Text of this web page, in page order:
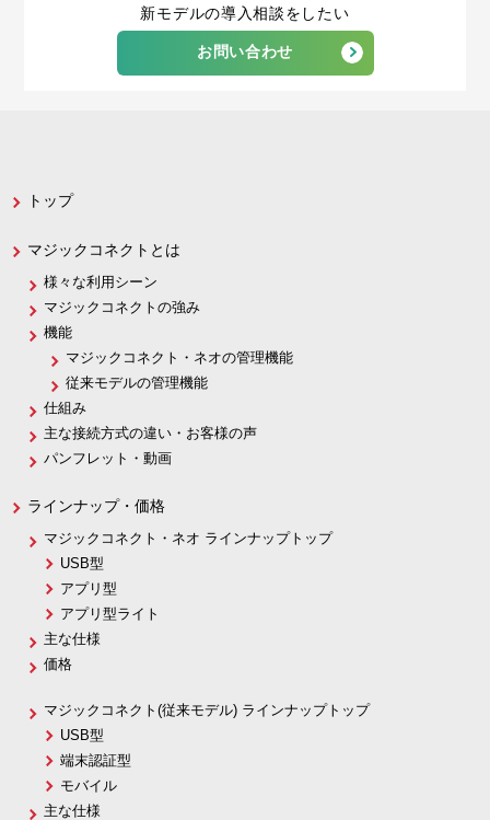
新モデルの導入相談をしたい
お問い合わせ
トップ
マジックコネクトとは
様々な利用シーン
マジックコネクトの強み
機能
マジックコネクト・ネオの管理機能
従来モデルの管理機能
仕組み
主な接続方式の違い・お客様の声
パンフレット・動画
ラインナップ・価格
マジックコネクト・ネオ ラインナップトップ
USB型
アプリ型
アプリ型ライト
主な仕様
価格
マジックコネクト(従来モデル) ラインナップトップ
USB型
端末認証型
モバイル
主な仕様